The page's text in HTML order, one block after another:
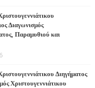
Διαγωνισμός
Παραμυθιού και
Διηγήματος
Χριστουγεννιάτικου